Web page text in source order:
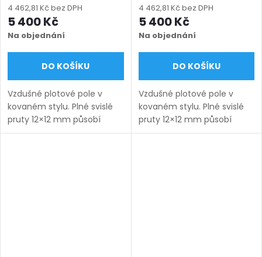
mm, výška 650–1750
mm), antracit RAL 7016
matná
4 462,81 Kč bez DPH
5 400 Kč
Na objednání
DO KOŠÍKU
Vzdušné plotové pole v
kovaném stylu. Plné svislé
pruty 12×12 mm působí
lehce a nadčasově.
mm, výška 650–1750
mm), černá RAL 9005
matná
4 462,81 Kč bez DPH
5 400 Kč
Na objednání
DO KOŠÍKU
Vzdušné plotové pole v
kovaném stylu. Plné svislé
pruty 12×12 mm působí
lehce a nadčasově.